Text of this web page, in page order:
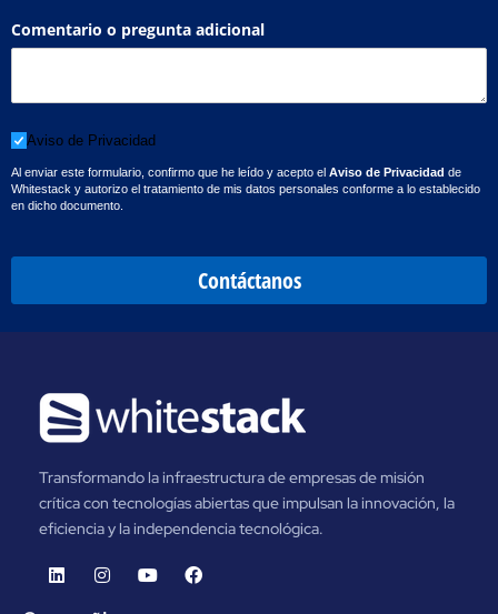
Comentario o pregunta adicional
Aviso de Privacidad
Aviso de Privacidad
Al enviar este formulario, confirmo que he leído y acepto el Aviso de Privacidad de
Whitestack y autorizo el tratamiento de mis datos personales conforme a lo establecido
en dicho documento.
Contáctanos
Transformando la infraestructura de empresas de misión
crítica con tecnologías abiertas que impulsan la innovación, la
eficiencia y la independencia tecnológica.